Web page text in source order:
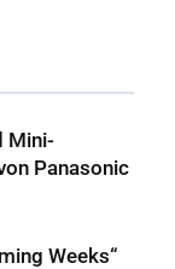
Mini-
Panasonic
Weeks“